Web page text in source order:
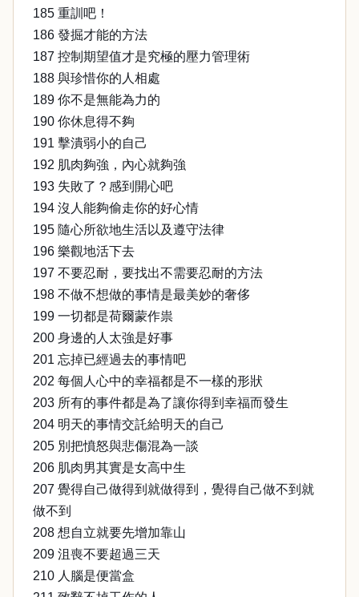
185 重訓吧！
186 發掘才能的方法
187 控制期望值才是究極的壓力管理術
188 與珍惜你的人相處
189 你不是無能為力的
190 你休息得不夠
191 擊潰弱小的自己
192 肌肉夠強，內心就夠強
193 失敗了？感到開心吧
194 沒人能夠偷走你的好心情
195 隨心所欲地生活以及遵守法律
196 樂觀地活下去
197 不要忍耐，要找出不需要忍耐的方法
198 不做不想做的事情是最美妙的奢侈
199 一切都是荷爾蒙作祟
200 身邊的人太強是好事
201 忘掉已經過去的事情吧
202 每個人心中的幸福都是不一樣的形狀
203 所有的事件都是為了讓你得到幸福而發生
204 明天的事情交託給明天的自己
205 別把憤怒與悲傷混為一談
206 肌肉男其實是女高中生
207 覺得自己做得到就做得到，覺得自己做不到就
做不到
208 想自立就要先增加靠山
209 沮喪不要超過三天
210 人腦是便當盒